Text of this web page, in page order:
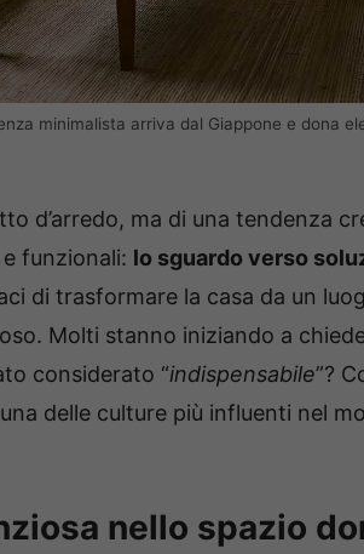
minimalista arriva dal Giappone e dona
d’arredo, ma di una tendenza
funzionali: lo sguardo verso
di trasformare la casa da un
Molti stanno iniziando a
considerato “indispensabile”?
delle culture più influenti nel
nello spazio